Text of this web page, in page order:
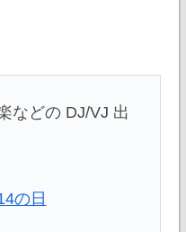
などの DJ/VJ 出
の日